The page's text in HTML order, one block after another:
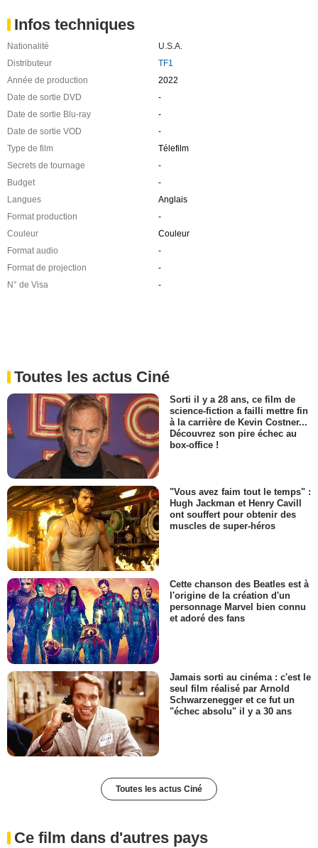
Infos techniques
Nationalité
U.S.A.
Distributeur
TF1
Année de production
2022
Date de sortie DVD
-
Date de sortie Blu-ray
-
Date de sortie VOD
-
Type de film
Télefilm
Secrets de tournage
-
Budget
-
Langues
Anglais
Format production
-
Couleur
Couleur
Format audio
-
Format de projection
-
N° de Visa
-
Toutes les actus Ciné
Sorti il y a 28 ans, ce film de
science-fiction a failli mettre fin
à la carrière de Kevin Costner...
Découvrez son pire échec au
box-office !
"Vous avez faim tout le temps" :
Hugh Jackman et Henry Cavill
ont souffert pour obtenir des
muscles de super-héros
Cette chanson des Beatles est à
l'origine de la création d'un
personnage Marvel bien connu
et adoré des fans
Jamais sorti au cinéma : c'est le
seul film réalisé par Arnold
Schwarzenegger et ce fut un
"échec absolu" il y a 30 ans
Toutes les actus Ciné
Ce film dans d'autres pays